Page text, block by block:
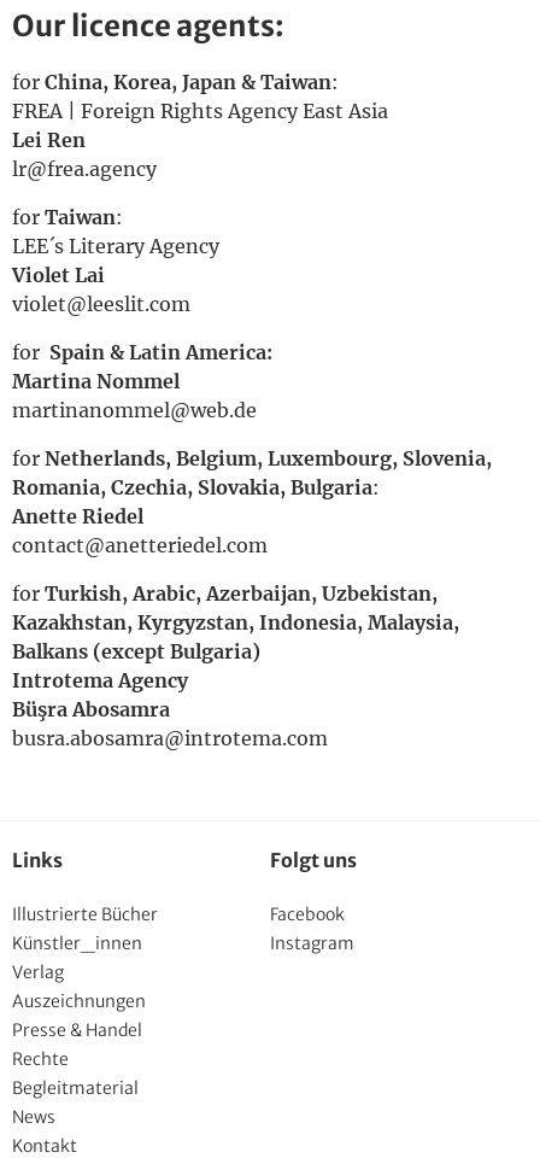
Our licence agents:
for China, Korea, Japan & Taiwan:
FREA | Foreign Rights Agency East Asia
Lei Ren
lr@frea.agency
for Taiwan:
LEE´s Literary Agency
Violet Lai
violet@leeslit.com
for Spain & Latin America:
Martina Nommel
martinanommel@web.de
for Netherlands, Belgium, Luxembourg, Slovenia,
Romania, Czechia, Slovakia, Bulgaria:
Anette Riedel
contact@anetteriedel.com
for Turkish, Arabic, Azerbaijan, Uzbekistan,
Kazakhstan, Kyrgyzstan, Indonesia, Malaysia,
Balkans (except Bulgaria)
Introtema Agency
Büşra Abosamra
busra.abosamra@introtema.com
Links
Illustrierte Bücher
Künstler_innen
Verlag
Auszeichnungen
Presse & Handel
Rechte
Begleitmaterial
News
Kontakt
Folgt uns
Facebook
Instagram